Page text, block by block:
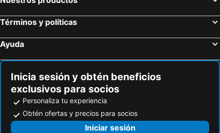
Marineo, bed and breakfasts
Términos y políticas
Ayuda
Inicia sesión y obtén beneficios
exclusivos para socios
Personaliza tu experiencia
Obtén ofertas y precios para socios
Iniciar sesión